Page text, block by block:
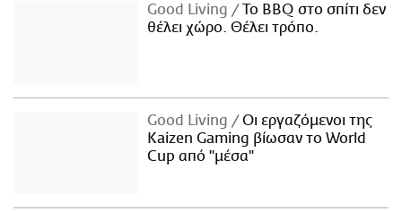
Good Living
Το BBQ στο σπίτι δεν
θέλει χώρο. Θέλει τρόπο.
Good Living
Οι εργαζόμενοι της
Kaizen Gaming βίωσαν το World
Cup από "μέσα"